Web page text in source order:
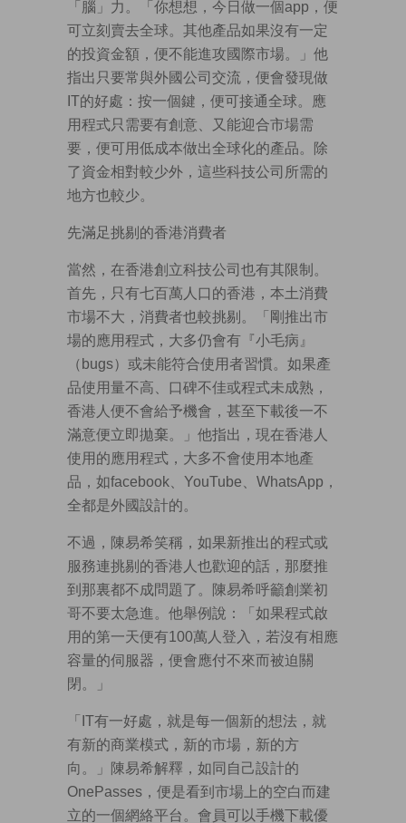
「腦」力。「你想想，今日做一個app，便
可立刻賣去全球。其他產品如果沒有一定
的投資金額，便不能進攻國際市場。」他
指出只要常與外國公司交流，便會發現做
IT的好處：按一個鍵，便可接通全球。應
用程式只需要有創意、又能迎合市場需
要，便可用低成本做出全球化的產品。除
了資金相對較少外，這些科技公司所需的
地方也較少。
先滿足挑剔的香港消費者
當然，在香港創立科技公司也有其限制。
首先，只有七百萬人口的香港，本土消費
市場不大，消費者也較挑剔。「剛推出市
場的應用程式，大多仍會有『小毛病』
（bugs）或未能符合使用者習慣。如果產
品使用量不高、口碑不佳或程式未成熟，
香港人便不會給予機會，甚至下載後一不
滿意便立即拋棄。」他指出，現在香港人
使用的應用程式，大多不會使用本地產
品，如facebook、YouTube、WhatsApp，
全都是外國設計的。
不過，陳易希笑稱，如果新推出的程式或
服務連挑剔的香港人也歡迎的話，那麼推
到那裏都不成問題了。陳易希呼籲創業初
哥不要太急進。他舉例說：「如果程式啟
用的第一天便有100萬人登入，若沒有相應
容量的伺服器，便會應付不來而被迫關
閉。」
「IT有一好處，就是每一個新的想法，就
有新的商業模式，新的市場，新的方
向。」陳易希解釋，如同自己設計的
OnePasses，便是看到市場上的空白而建
立的一個網絡平台。會員可以手機下載優